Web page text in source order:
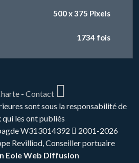
500 x 375 Pixels
1734 fois
- Contact
sont sous la responsabilité de
qui les ont publiés
W313014392
2001-2026
Revilliod, Conseiller portuaire
Eole Web Diffusion